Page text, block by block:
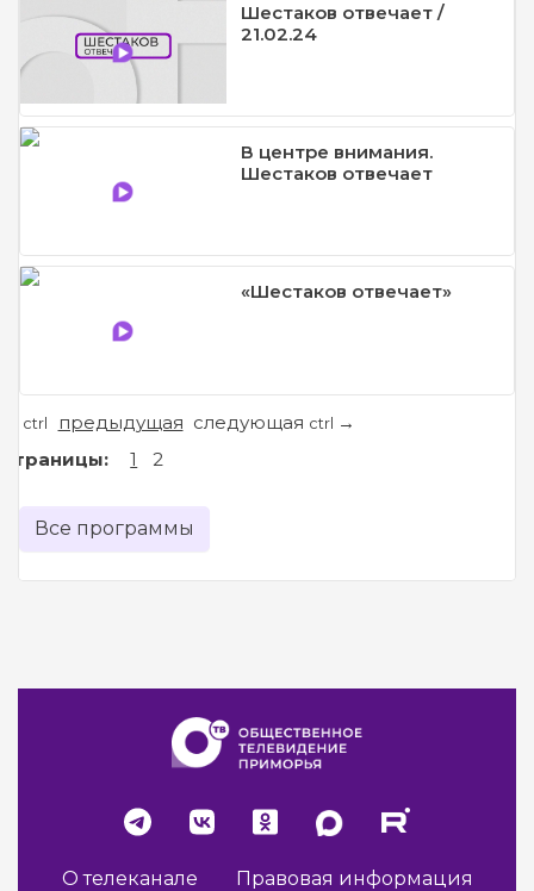
Шестаков отвечает /
21.02.24
В центре внимания.
Шестаков отвечает
«Шестаков отвечает»
ctrl предыдущая следующая ctrl →
Страницы: 1 2
Все программы
О телеканале Правовая информация